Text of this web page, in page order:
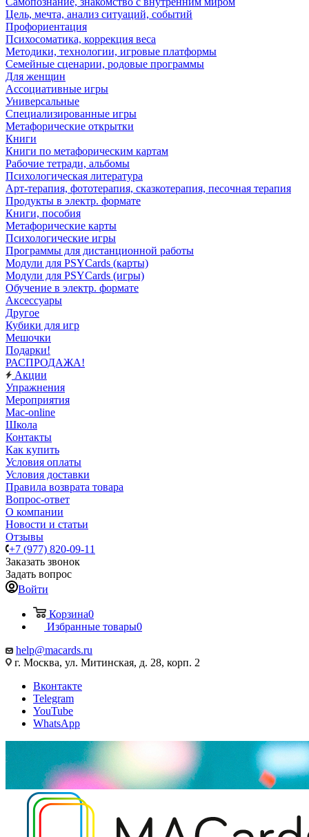
Цель, мечта, анализ ситуаций, событий
Профориентация
Психосоматика, коррекция веса
Методики, технологии, игровые платформы
Семейные сценарии, родовые программы
Для женщин
Ассоциативные игры
Универсальные
Специализированные игры
Метафорические открытки
Книги
Книги по метафорическим картам
Рабочие тетради, альбомы
Психологическая литература
Арт-терапия, фототерапия, сказкотерапия, песочная терапия
Продукты в электр. формате
Книги, пособия
Метафорические карты
Психологические игры
Программы для дистанционной работы
Модули для PSYCards (карты)
Модули для PSYCards (игры)
Обучение в электр. формате
Аксессуары
Другое
Кубики для игр
Мешочки
Подарки!
РАСПРОДАЖА!
Акции
Упражнения
Мероприятия
Mac-online
Школа
Контакты
Как купить
Условия оплаты
Условия доставки
Правила возврата товара
Вопрос-ответ
О компании
Новости и статьи
Отзывы
+7 (977) 820-09-11
Заказать звонок
Задать вопрос
Войти
Корзина0
Избранные товары0
help@macards.ru
г. Москва, ул. Митинская, д. 28, корп. 2
Вконтакте
Telegram
YouTube
WhatsApp